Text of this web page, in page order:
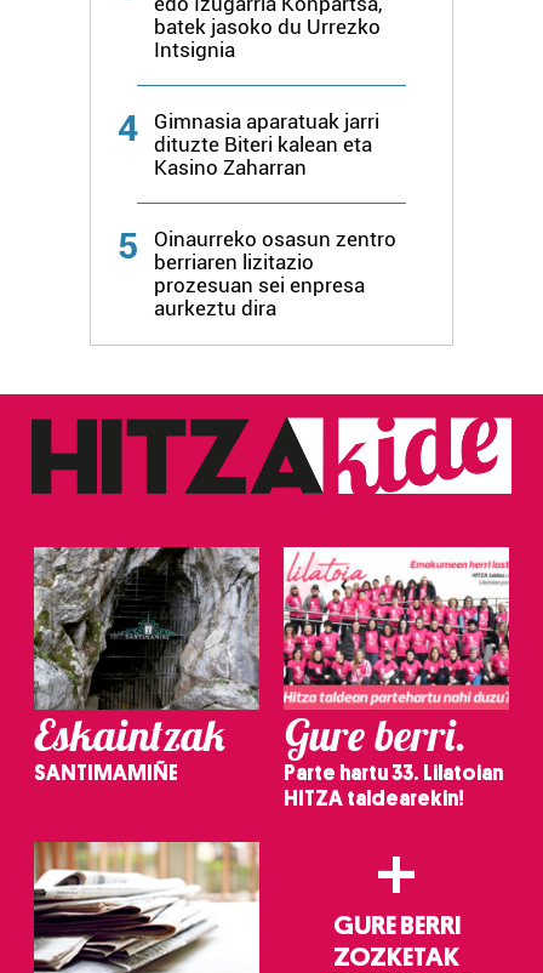
erabiltzen dituen hauta dezakezu.
bazkideen zerrenda, beren ustez zein helburutarako
duten interes legitimoa eta horren aurka nola egin
Lortu zure datu pertsonalak prozesatzeko moduari
buruzko informazio gehiago eta ezarri zure lehentasunak
datuen atalean. Edozein unetan alda edo ken dezakezu
Webgune honek cookie propioak eta hirugarrenen cookie-
fitxategiak erabiltzen ditu. Zure esperientzia eta
zerbitzuak hobetzeko asmoz, cookie teknologiaz
baliatzen gara. Ohar hau onartuz gero, teknologia hori
batek jasoko du Urrezko
Intsignia
4
Gimnasia aparatuak jarri
dituzte Biteri kalean eta
Kasino Zaharran
5
Oinaurreko osasun zentro
berriaren lizitazio
prozesuan sei enpresa
aurkeztu dira
Eskaintzak
SANTIMAMIÑE
Gure berri.
Parte hartu 33. Lilatoian
HITZA taldearekin!
+
GURE BERRI
ZOZKETAK